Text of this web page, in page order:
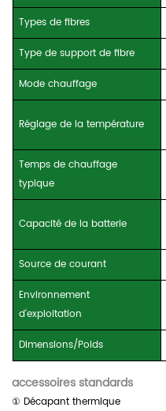
Types de fibres
Type de support de fibre
Mode chauffage
Réglage de la température
Temps de chauffage
typique
Capacité de la batterie
Source de courant
Environnement
d'exploitation
Dimensions/Poids
accessoires standards
① Décapant thermique